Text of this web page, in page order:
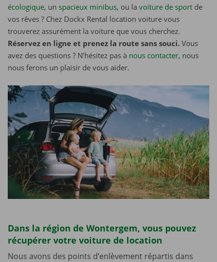
écologique, un spacieux minibus, ou la voiture de sport de
vos rêves ? Chez Dockx Rental location voiture vous
trouverez assurément la voiture que vous cherchez.
Réservez en ligne et prenez la route sans souci. Vous
avez des questions ? N’hésitez pas à nous contacter, nous
nous ferons un plaisir de vous aider.
Dans la région de Wontergem, vous pouvez
récupérer votre voiture de location
Nous avons des points d’enlèvement répartis dans